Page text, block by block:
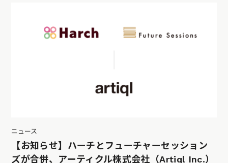
ニュース
【お知らせ】ハーチとフューチャーセッション
ズが合併、アーティクル株式会社（Artiql Inc.）